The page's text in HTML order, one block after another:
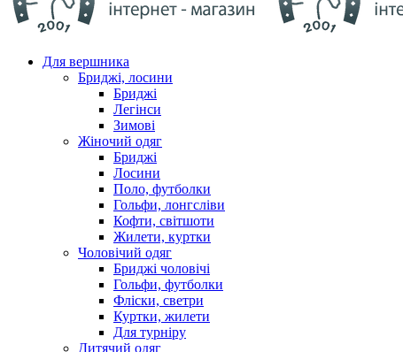
Для вершника
Бриджі, лосини
Бриджі
Легінси
Зимові
Жіночий одяг
Бриджі
Лосини
Поло, футболки
Гольфи, лонгсліви
Кофти, світшоти
Жилети, куртки
Чоловічий одяг
Бриджі чоловічі
Гольфи, футболки
Фліски, светри
Куртки, жилети
Для турніру
Дитячий одяг